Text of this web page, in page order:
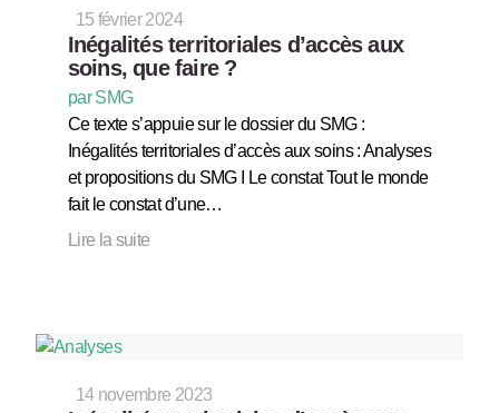
15 février 2024
Inégalités territoriales d’accès aux
soins, que faire ?
par SMG
Ce texte s’appuie sur le dossier du SMG :
Inégalités territoriales d’accès aux soins : Analyses
et propositions du SMG I Le constat Tout le monde
fait le constat d’une…
Lire la suite
14 novembre 2023